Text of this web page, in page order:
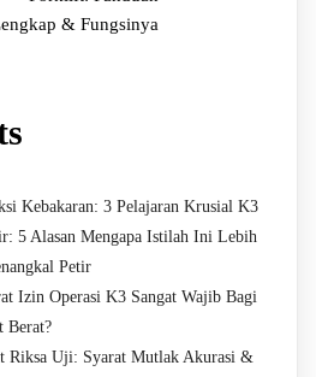
& Fungsinya
Kebakaran: 3 Pelajaran Krusial K3
5 Alasan Mengapa Istilah Ini Lebih
Petir
Izin Operasi K3 Sangat Wajib Bagi
Berat?
Riksa Uji: Syarat Mutlak Akurasi &